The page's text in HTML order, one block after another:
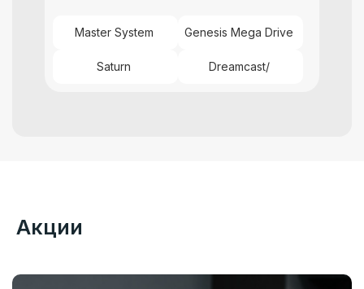
Master System Genesis Mega Drive
Saturn Dreamcast/
Акции